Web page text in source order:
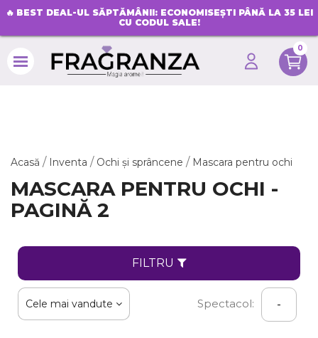
🔥 BEST DEAL-UL SĂPTĂMÂNII: ECONOMISEȘTI PÂNĂ LA 35 LEI
CU CODUL SALE!
0
Acasă Inventa Ochi și sprâncene Mascara pentru ochi
MASCARA PENTRU OCHI -
PAGINĂ 2
FILTRU
Cele mai vandute Spectacol: -